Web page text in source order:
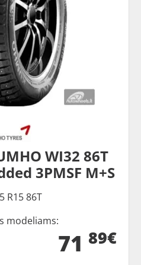
WI32 86T
3PMSF M+S
R15 86T
modeliams:
71 89€